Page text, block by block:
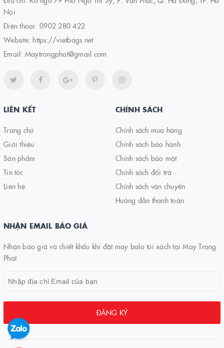
Nội
Điện thoại: 0902 280 422
Website: https://vietbags.net
Email: Maytrongphat@gmail.com
LIÊN KẾT
Trang chủ
Giới thiệu
Sản phẩm
Tin tức
Liên hệ
CHÍNH SÁCH
Chính sách mua hàng
Chính sách bảo hành
Chính sách bảo mật
Chính sách đổi trả
Chính sách vận chuyển
Hướng dẫn thanh toán
NHẬN EMAIL BÁO GIÁ
Nhận báo giá và chiết khấu khi đặt may balo túi xách tại May Trọng
Phát
ĐĂNG KÝ